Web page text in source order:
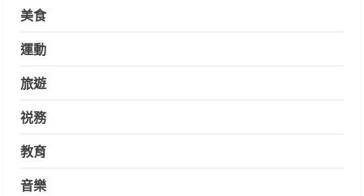
美食
運動
旅遊
祱務
教育
音樂